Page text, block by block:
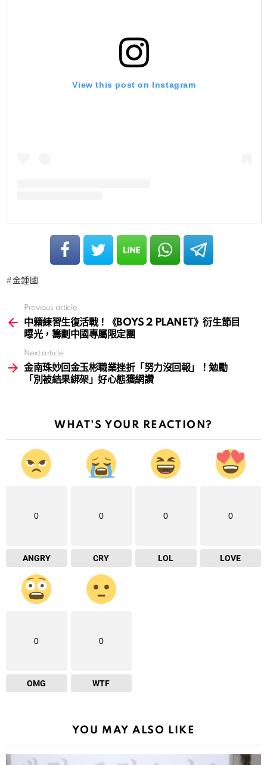
View this post on Instagram
金鍾國
more
Previous article
中籍練習生復活戰！《BOYS 2 PLANET》衍生節目
曝光，籌劃中國專屬限定團
Next article
金南珠妙回金玉彬職業挫折「努力沒回報」！勉勵
「別被結果綁架」好心態獲網讚
WHAT'S YOUR REACTION?
0
ANGRY
0
CRY
0
LOL
0
LOVE
0
OMG
0
WTF
YOU MAY ALSO LIKE